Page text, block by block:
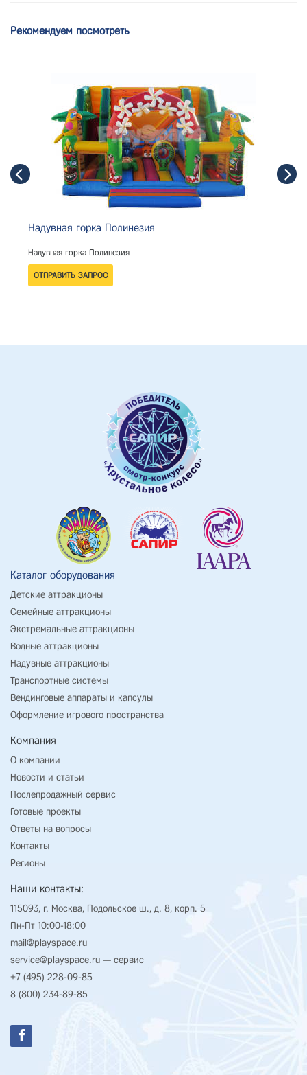
Рекомендуем посмотреть
Надувная горка Полинезия
Надувная горка Полинезия
Каталог оборудования
Детские аттракционы
Семейные аттракционы
Экстремальные аттракционы
Водные аттракционы
Надувные аттракционы
Транспортные системы
Вендинговые аппараты и капсулы
Оформление игрового пространства
Компания
О компании
Новости и статьи
Послепродажный сервис
Готовые проекты
Ответы на вопросы
Контакты
Регионы
Наши контакты:
115093, г. Москва, Подольское ш., д. 8, корп. 5
Пн-Пт 10:00-18:00
mail@playspace.ru
service@playspace.ru — сервис
+7 (495) 228-09-85
8 (800) 234-89-85